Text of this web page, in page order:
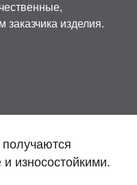
изделия.
износостойкими.